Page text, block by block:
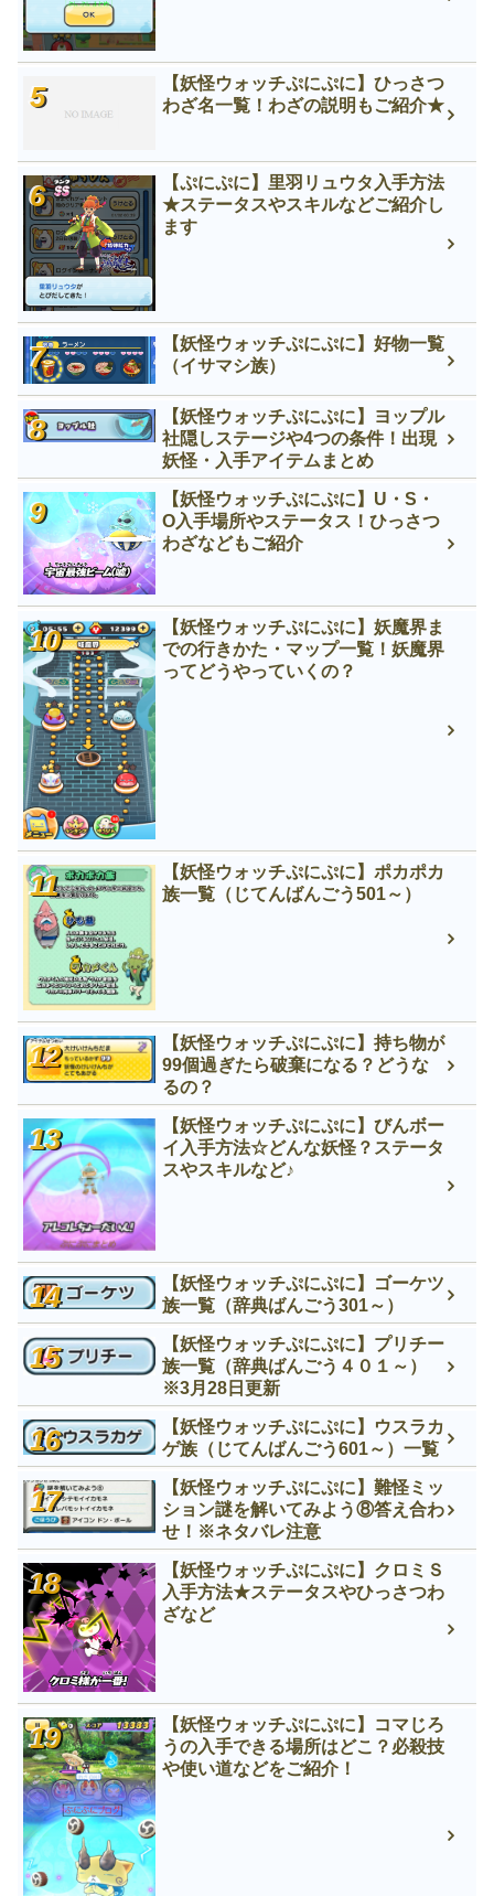
【妖怪ウォッチぷにぷに】ひっさつ
わざ名一覧！わざの説明もご紹介★
【ぷにぷに】里羽リュウタ入手方法
★ステータスやスキルなどご紹介し
ます
【妖怪ウォッチぷにぷに】好物一覧
（イサマシ族）
【妖怪ウォッチぷにぷに】ヨップル
社隠しステージや4つの条件！出現
妖怪・入手アイテムまとめ
【妖怪ウォッチぷにぷに】U・S・
O入手場所やステータス！ひっさつ
わざなどもご紹介
【妖怪ウォッチぷにぷに】妖魔界ま
での行きかた・マップ一覧！妖魔界
ってどうやっていくの？
【妖怪ウォッチぷにぷに】ポカポカ
族一覧（じてんばんごう501～）
【妖怪ウォッチぷにぷに】持ち物が
99個過ぎたら破棄になる？どうな
るの？
【妖怪ウォッチぷにぷに】びんボー
イ入手方法☆どんな妖怪？ステータ
スやスキルなど♪
【妖怪ウォッチぷにぷに】ゴーケツ
族一覧（辞典ばんごう301～）
【妖怪ウォッチぷにぷに】プリチー
族一覧（辞典ばんごう４０１～）
※3月28日更新
【妖怪ウォッチぷにぷに】ウスラカ
ゲ族（じてんばんごう601～）一覧
【妖怪ウォッチぷにぷに】難怪ミッ
ション謎を解いてみよう⑧答え合わ
せ！※ネタバレ注意
【妖怪ウォッチぷにぷに】クロミＳ
入手方法★ステータスやひっさつわ
ざなど
【妖怪ウォッチぷにぷに】コマじろ
うの入手できる場所はどこ？必殺技
や使い道などをご紹介！